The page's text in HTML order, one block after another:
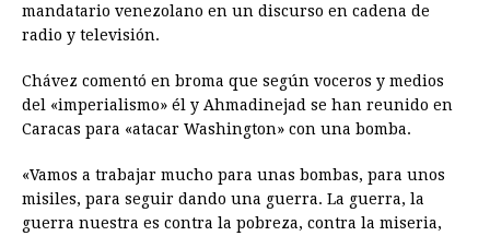
mandatario venezolano en un discurso en cadena de
radio y televisión.
Chávez comentó en broma que según voceros y medios
del «imperialismo» él y Ahmadinejad se han reunido en
Caracas para «atacar Washington» con una bomba.
«Vamos a trabajar mucho para unas bombas, para unos
misiles, para seguir dando una guerra. La guerra, la
guerra nuestra es contra la pobreza, contra la miseria,